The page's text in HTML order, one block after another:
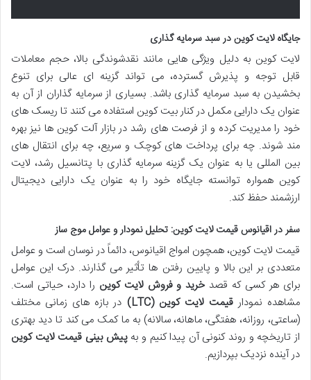
جایگاه لایت کوین در سبد سرمایه گذاری
لایت کوین به دلیل ویژگی هایی مانند نقدشوندگی بالا، حجم معاملات
قابل توجه و پذیرش گسترده، می تواند گزینه ای عالی برای تنوع
بخشیدن به سبد سرمایه گذاری باشد. بسیاری از سرمایه گذاران از آن به
عنوان یک دارایی مکمل در کنار بیت کوین استفاده می کنند تا ریسک های
خود را مدیریت کرده و از فرصت های رشد در بازار آلت کوین ها نیز بهره
مند شوند. چه برای پرداخت های کوچک و سریع، چه برای انتقال های
بین المللی یا به عنوان یک گزینه سرمایه گذاری با پتانسیل رشد، لایت
کوین همواره توانسته جایگاه خود را به عنوان یک دارایی دیجیتال
ارزشمند حفظ کند.
سفر در اقیانوس قیمت لایت کوین: تحلیل نمودار و عوامل موج ساز
قیمت لایت کوین، همچون امواج اقیانوس، دائماً در نوسان است و عوامل
متعددی بر این بالا و پایین رفتن ها تأثیر می گذارند. درک این عوامل
برای هر کسی که قصدخرید و فروش لایت کوین را دارد، حیاتی است.
مشاهده نمودارقیمت لایت کوین (LTC)
در بازه های زمانی مختلف
(ساعتی، روزانه، هفتگی، ماهانه، سالانه) به ما کمک می کند تا دید بهتری
از تاریخچه و روند کنونی آن پیدا کنیم و بهپیش بینی قیمت لایت کوین
در آینده نزدیک بپردازیم.